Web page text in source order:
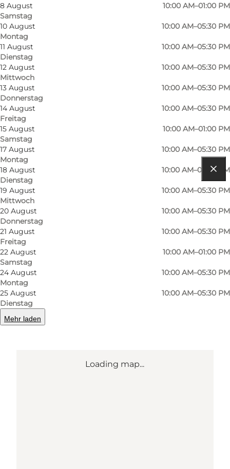
8 August
Samstag
10:00 AM–01:00 PM
10 August
Montag
10:00 AM–05:30 PM
11 August
Dienstag
10:00 AM–05:30 PM
12 August
Mittwoch
10:00 AM–05:30 PM
13 August
Donnerstag
10:00 AM–05:30 PM
14 August
Freitag
10:00 AM–05:30 PM
15 August
Samstag
10:00 AM–01:00 PM
17 August
Montag
10:00 AM–05:30 PM
18 August
Dienstag
10:00 AM–05:30 PM
19 August
Mittwoch
10:00 AM–05:30 PM
20 August
Donnerstag
10:00 AM–05:30 PM
21 August
Freitag
10:00 AM–05:30 PM
22 August
Samstag
10:00 AM–01:00 PM
24 August
Montag
10:00 AM–05:30 PM
25 August
Dienstag
10:00 AM–05:30 PM
Mehr laden
Mehr erfahren
Route anzeigen
Storegade 15
6430 Nordborg
Loading map...